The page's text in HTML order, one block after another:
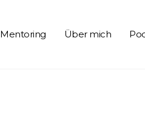
Mentoring Über mich